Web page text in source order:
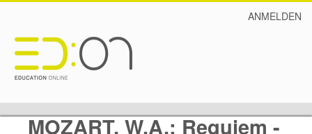
ANMELDEN
MOZART, W.A.: Requiem -